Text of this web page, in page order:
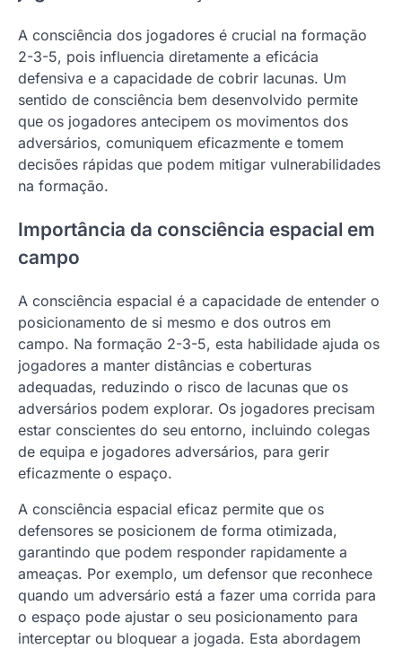
A consciência dos jogadores é crucial na formação
2-3-5, pois influencia diretamente a eficácia
defensiva e a capacidade de cobrir lacunas. Um
sentido de consciência bem desenvolvido permite
que os jogadores antecipem os movimentos dos
adversários, comuniquem eficazmente e tomem
decisões rápidas que podem mitigar vulnerabilidades
na formação.
Importância da consciência espacial em
campo
A consciência espacial é a capacidade de entender o
posicionamento de si mesmo e dos outros em
campo. Na formação 2-3-5, esta habilidade ajuda os
jogadores a manter distâncias e coberturas
adequadas, reduzindo o risco de lacunas que os
adversários podem explorar. Os jogadores precisam
estar conscientes do seu entorno, incluindo colegas
de equipa e jogadores adversários, para gerir
eficazmente o espaço.
A consciência espacial eficaz permite que os
defensores se posicionem de forma otimizada,
garantindo que podem responder rapidamente a
ameaças. Por exemplo, um defensor que reconhece
quando um adversário está a fazer uma corrida para
o espaço pode ajustar o seu posicionamento para
interceptar ou bloquear a jogada. Esta abordagem